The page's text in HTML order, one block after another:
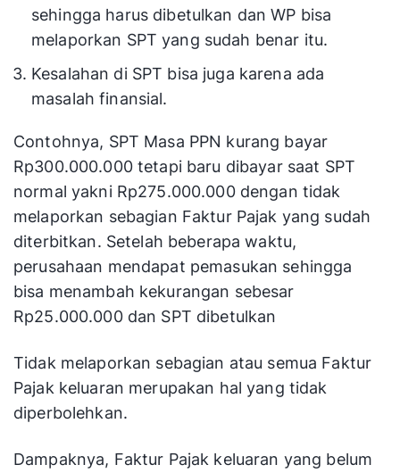
sehingga harus dibetulkan dan WP bisa
melaporkan SPT yang sudah benar itu.
Kesalahan di SPT bisa juga karena ada
masalah finansial.
Contohnya, SPT Masa PPN kurang bayar
Rp300.000.000 tetapi baru dibayar saat SPT
normal yakni Rp275.000.000 dengan tidak
melaporkan sebagian Faktur Pajak yang sudah
diterbitkan. Setelah beberapa waktu,
perusahaan mendapat pemasukan sehingga
bisa menambah kekurangan sebesar
Rp25.000.000 dan SPT dibetulkan
Tidak melaporkan sebagian atau semua Faktur
Pajak keluaran merupakan hal yang tidak
diperbolehkan.
Dampaknya, Faktur Pajak keluaran yang belum